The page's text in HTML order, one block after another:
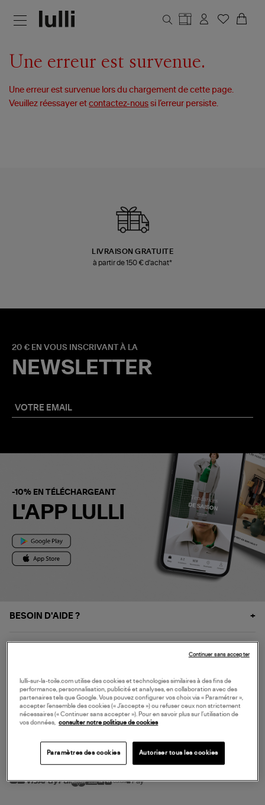
Une erreur est survenue.
Une erreur est survenue lors du chargement de cette page.
Veuillez réessayer etcontactez-nous si l’erreur persiste.
LIVRAISON GRATUITE
à partir de 150 € d'achat*
20 € EN VOUS INSCRIVANT À LA
NEWSLETTER
-10% EN TÉLÉCHARGEANT
L'APP LULLI
BESOIN D'AIDE ?
NOS SERVICES
SERVICE CLIENT
MODE DE PAIEMENT
lulli-sur-la-toile.com utilise des cookies et technologies similaires à des fins de
performance, personnalisation, publicité et analyses, en collaboration avec des
partenaires tels que Google. Vous pouvez configurer vos choix via « Paramétrer »,
accepter l’ensemble des cookies (« J’accepte ») ou refuser ceux non strictement
nécessaires (« Continuer sans accepter »). Pour en savoir plus sur l’utilisation de
vos données,
consulter notre politique de cookies
Paramètres des cookies Autoriser tous les cookies
Continuer sans accepter